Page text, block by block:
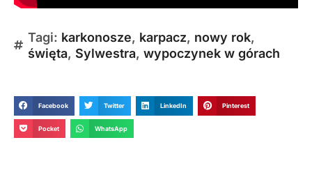
Tagi: karkonosze, karpacz, nowy rok,
święta, Sylwestra, wypoczynek w górach
Facebook Twitter LinkedIn Pinterest
Pocket WhatsApp